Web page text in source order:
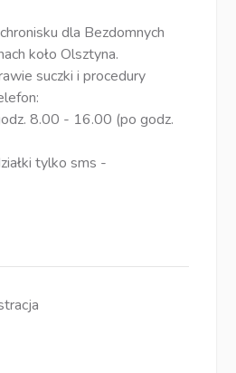
dla Bezdomnych
koło Olsztyna.
suczki i procedury
8.00 - 16.00 (po godz.
tylko sms -